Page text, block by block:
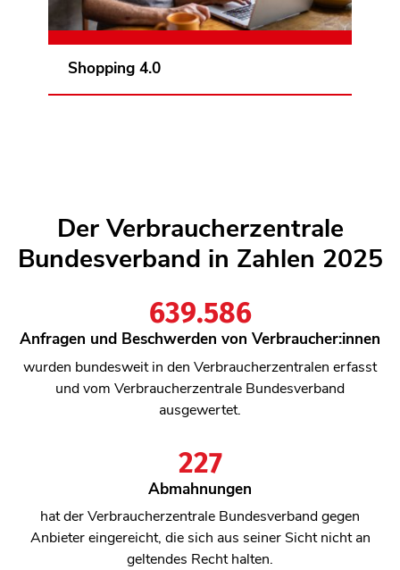
Shopping 4.0
den Einsatz Künstlicher Intelligenz und die
Auswertung von Nutzungsdaten. So geht
personalisierter – aber zu welchem Preis?
Der Verbraucherzentrale
Bundesverband in Zahlen 2025
639.586639586
Anfragen und Beschwerden von Verbraucher:innen
wurden bundesweit in den Verbraucherzentralen erfasst
und vom Verbraucherzentrale Bundesverband
ausgewertet.
227227
Abmahnungen
hat der Verbraucherzentrale Bundesverband gegen
Anbieter eingereicht, die sich aus seiner Sicht nicht an
geltendes Recht halten.